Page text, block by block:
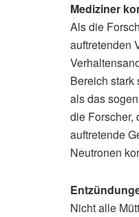
Mediziner
Als die
auftretenden
Bereich
als das
die Forscher,
auftretende
Neutronen
Nicht alle